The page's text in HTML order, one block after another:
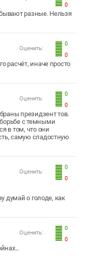
0
разные. Нельзя
0
0
Оценить:
расчёт, иначе просто
0
0
Оценить:
президзент тов.
с темными
в том, что они
самую сладостную
0
0
Оценить:
думай о голоде, как
0
0
Оценить: